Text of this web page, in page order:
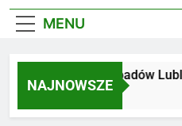
MENU
NAJNOWSZE
Utylizacja odpadów Lublin
2 Miesiące Ago